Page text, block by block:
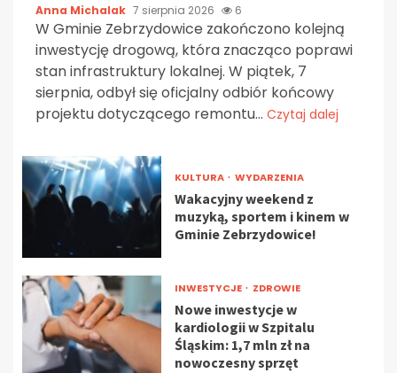
Anna Michalak 7 sierpnia 2026 6
W Gminie Zebrzydowice zakończono kolejną
inwestycję drogową, która znacząco poprawi
stan infrastruktury lokalnej. W piątek, 7
sierpnia, odbył się oficjalny odbiór końcowy
projektu dotyczącego remontu... Czytaj dalej
KULTURA WYDARZENIA
Wakacyjny weekend z
muzyką, sportem i kinem w
Gminie Zebrzydowice!
INWESTYCJE ZDROWIE
Nowe inwestycje w
kardiologii w Szpitalu
Śląskim: 1,7 mln zł na
nowoczesny sprzęt